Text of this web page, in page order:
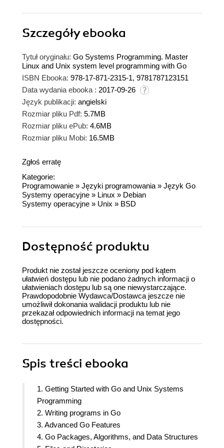
Szczegółyebooka
Tytuł oryginału: Go Systems Programming. Master
Linux and Unix system level programming with Go
ISBN Ebooka: 978-17-871-2315-1, 9781787123151
Data wydania ebooka : 2017-09-26
Język publikacji: angielski
Rozmiar pliku Pdf: 5.7MB
Rozmiar pliku ePub: 4.6MB
Rozmiar pliku Mobi: 16.5MB
Zgłoś erratę
Kategorie:
Programowanie » Języki programowania » Język Go
Systemy operacyjne » Linux » Debian
Systemy operacyjne » Unix » BSD
Dostępność produktu
Produkt nie został jeszcze oceniony pod kątem
ułatwień dostępu lub nie podano żadnych informacji o
ułatwieniach dostępu lub są one niewystarczające.
Prawdopodobnie Wydawca/Dostawca jeszcze nie
umożliwił dokonania walidacji produktu lub nie
przekazał odpowiednich informacji na temat jego
dostępności.
Spis treści ebooka
1. Getting Started with Go and Unix Systems
Programming
2. Writing programs in Go
3. Advanced Go Features
4. Go Packages, Algorithms, and Data Structures